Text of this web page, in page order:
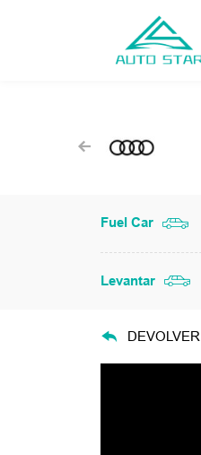
Fuel Car
Levantar
DEVOLVER